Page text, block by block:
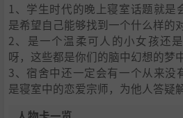
1、学生时代的晚上寝室话题就是
是希望自己能够找到一个什么样的
2、是一个温柔可人的小女孩还
呀，这些都是你们的脑中幻想的梦
3、宿舍中还一定会有一个从来没
是寝室中的恋爱宗师，为他人答疑解